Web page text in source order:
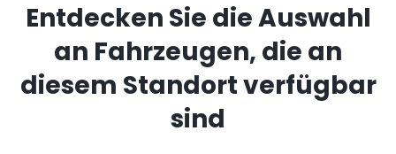
Entdecken Sie die Auswahl
an Fahrzeugen, die an
diesem Standort verfügbar
sind